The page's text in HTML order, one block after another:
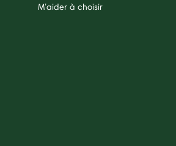
M’aider à choisir